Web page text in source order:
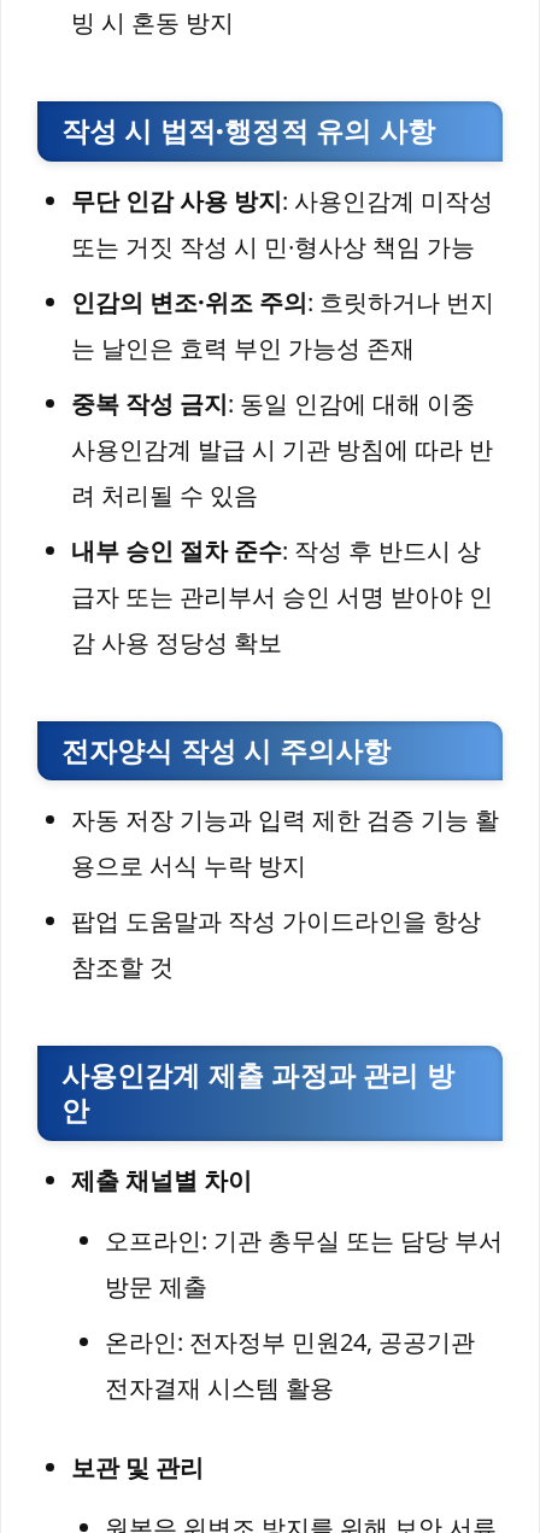
빙 시 혼동 방지
작성 시 법적·행정적 유의 사항
무단 인감 사용 방지: 사용인감계 미작성
또는 거짓 작성 시 민·형사상 책임 가능
인감의 변조·위조 주의: 흐릿하거나 번지
는 날인은 효력 부인 가능성 존재
중복 작성 금지: 동일 인감에 대해 이중
사용인감계 발급 시 기관 방침에 따라 반
려 처리될 수 있음
내부 승인 절차 준수: 작성 후 반드시 상
급자 또는 관리부서 승인 서명 받아야 인
감 사용 정당성 확보
전자양식 작성 시 주의사항
자동 저장 기능과 입력 제한 검증 기능 활
용으로 서식 누락 방지
팝업 도움말과 작성 가이드라인을 항상
참조할 것
사용인감계 제출 과정과 관리 방
안
제출 채널별 차이
오프라인: 기관 총무실 또는 담당 부서
방문 제출
온라인: 전자정부 민원24, 공공기관
전자결재 시스템 활용
보관 및 관리